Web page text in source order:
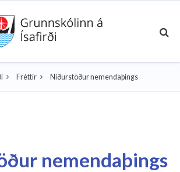
Fréttir Niðurstöður nemendaþings
nemendaþings